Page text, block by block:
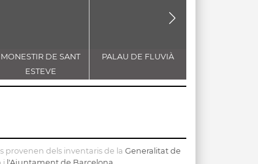
MONESTIR DE SANT
ESTEVE
PALAU DE FLUVIÀ
provenen dels inventaris de la Generalitat de